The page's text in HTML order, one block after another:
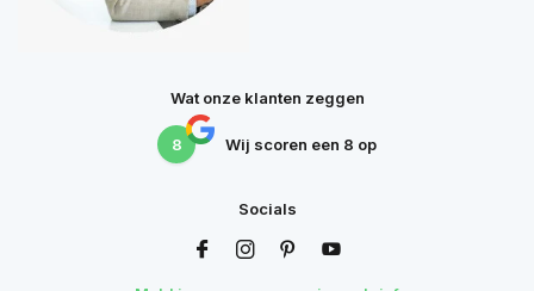
Wat onze klanten zeggen
8 Wij scoren een 8 op
Socials